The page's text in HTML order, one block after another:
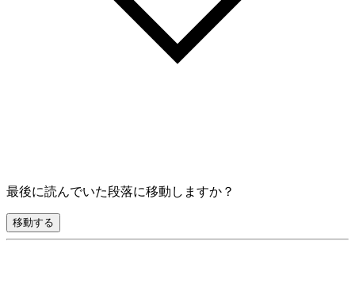
最後に読んでいた段落に移動しますか？
移動する